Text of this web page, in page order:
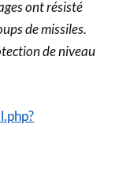
ont résisté
de missiles.
de niveau